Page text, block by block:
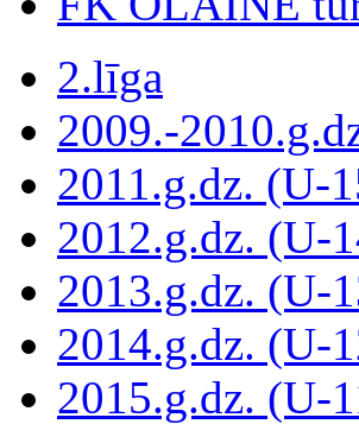
2.līga
2009.-
2011.g.dz. (U-
2012.g.dz. (U-
2013.g.dz. (U-
2014.g.dz. (U-
2015.g.dz. (U-